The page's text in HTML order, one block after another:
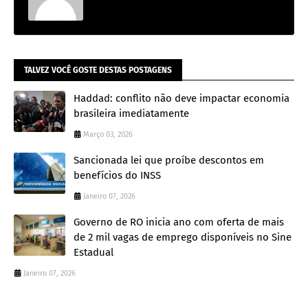
TALVEZ VOCÊ GOSTE DESTAS POSTAGENS
Haddad: conflito não deve impactar economia
brasileira imediatamente
Março 03, 2026
Sancionada lei que proíbe descontos em
benefícios do INSS
Janeiro 07, 2026
Governo de RO inicia ano com oferta de mais
de 2 mil vagas de emprego disponíveis no Sine
Estadual
Janeiro 07, 2026